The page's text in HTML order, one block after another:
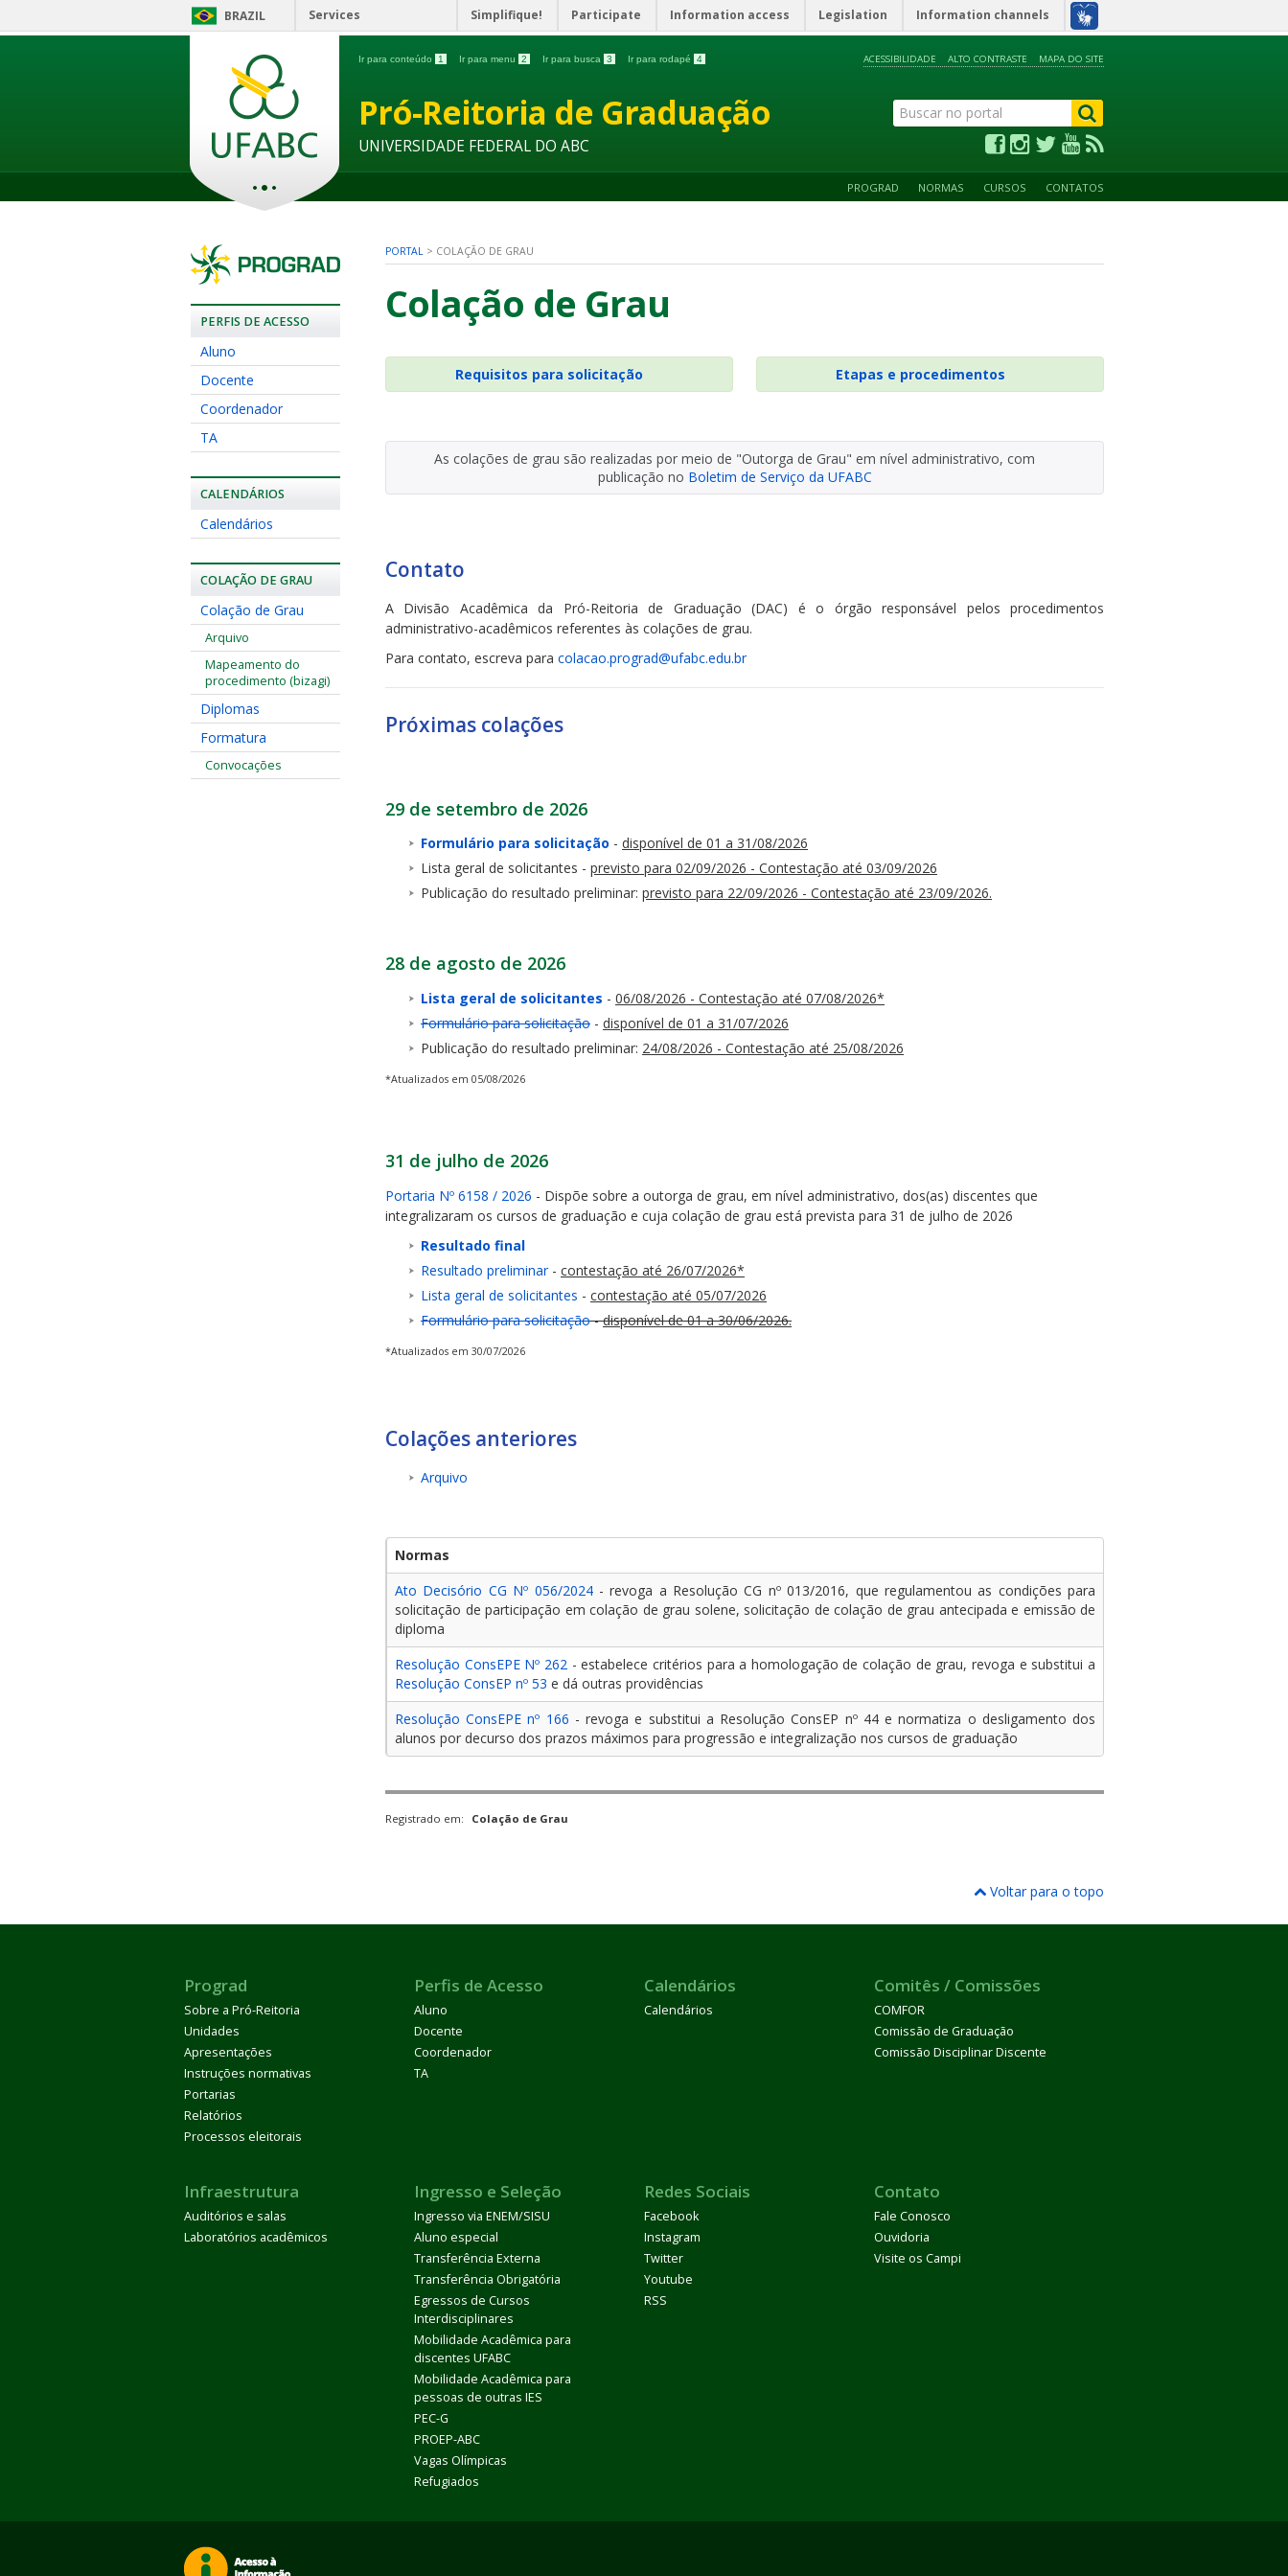
BRAZIL Services Simplifique! Participate Information access Legislation Information channels
Ir para conteúdo 1 Ir para menu 2 Ir para busca 3 Ir para rodapé 4 ACESSIBILIDADE ALTO CONTRASTE MAPA DO SITE
Pró-Reitoria de Graduação
UNIVERSIDADE FEDERAL DO ABC
PROGRAD NORMAS CURSOS CONTATOS
PERFIS DE ACESSO
Aluno
Docente
Coordenador
TA
CALENDÁRIOS
Calendários
COLAÇÃO DE GRAU
Colação de Grau
Arquivo
Mapeamento do
procedimento (bizagi)
Diplomas
Formatura
Convocações
PORTAL > COLAÇÃO DE GRAU
Colação de Grau
Requisitos para solicitação Etapas e procedimentos
As colações de grau são realizadas por meio de "Outorga de Grau" em nível administrativo, com
publicação no Boletim de Serviço da UFABC
Contato
A Divisão Acadêmica da Pró-Reitoria de Graduação (DAC) é o órgão responsável pelos procedimentos
administrativo-acadêmicos referentes às colações de grau.
Para contato, escreva para colacao.prograd@ufabc.edu.br
Próximas colações
29 de setembro de 2026
Formulário para solicitação - disponível de 01 a 31/08/2026
Lista geral de solicitantes - previsto para 02/09/2026 - Contestação até 03/09/2026
Publicação do resultado preliminar: previsto para 22/09/2026 - Contestação até 23/09/2026.
28 de agosto de 2026
Lista geral de solicitantes - 06/08/2026 - Contestação até 07/08/2026*
Formulário para solicitação - disponível de 01 a 31/07/2026
Publicação do resultado preliminar: 24/08/2026 - Contestação até 25/08/2026
*Atualizados em 05/08/2026
31 de julho de 2026
Portaria Nº 6158 / 2026 - Dispõe sobre a outorga de grau, em nível administrativo, dos(as) discentes que
integralizaram os cursos de graduação e cuja colação de grau está prevista para 31 de julho de 2026
Resultado final
Resultado preliminar- contestação até 26/07/2026*
Lista geral de solicitantes - contestação até 05/07/2026
Formulário para solicitação-disponível de 01 a 30/06/2026.
*Atualizados em 30/07/2026
Colações anteriores
Arquivo
Normas
Ato Decisório CG Nº 056/2024- revoga a Resolução CG nº 013/2016, que regulamentou as condições para
solicitação de participação em colação de grau solene, solicitação de colação de grau antecipada e emissão de
diploma
Resolução ConsEPE Nº 262 - estabelece critérios para a homologação de colação de grau, revoga e substitui a
Resolução ConsEP nº 53 e dá outras providências
Resolução ConsEPE nº 166 - revoga e substitui a Resolução ConsEP nº 44 e normatiza o desligamento dos
alunos por decurso dos prazos máximos para progressão e integralização nos cursos de graduação
Registrado em: Colação de Grau
Voltar para o topo
Prograd
Sobre a Pró-Reitoria
Unidades
Apresentações
Instruções normativas
Portarias
Relatórios
Processos eleitorais
Perfis de Acesso
Aluno
Docente
Coordenador
TA
Calendários
Calendários
Comitês / Comissões
COMFOR
Comissão de Graduação
Comissão Disciplinar Discente
Infraestrutura
Auditórios e salas
Laboratórios acadêmicos
Ingresso e Seleção
Ingresso via ENEM/SISU
Aluno especial
Transferência Externa
Transferência Obrigatória
Egressos de Cursos
Interdisciplinares
Mobilidade Acadêmica para
discentes UFABC
Mobilidade Acadêmica para
pessoas de outras IES
PEC-G
PROEP-ABC
Vagas Olímpicas
Refugiados
Redes Sociais
Facebook
Instagram
Twitter
Youtube
RSS
Contato
Fale Conosco
Ouvidoria
Visite os Campi